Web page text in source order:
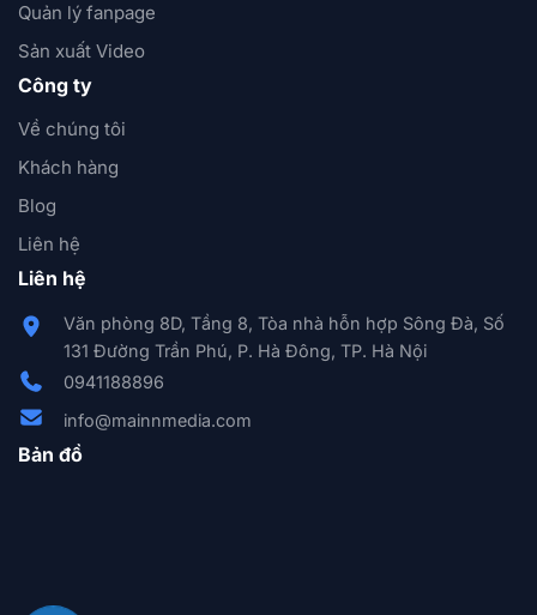
Quản lý fanpage
Sản xuất Video
Công ty
Về chúng tôi
Khách hàng
Blog
Liên hệ
Liên hệ
Văn phòng 8D, Tầng 8, Tòa nhà hỗn hợp Sông Đà, Số
131 Đường Trần Phú, P. Hà Đông, TP. Hà Nội
0941188896
info@mainnmedia.com
Bản đồ